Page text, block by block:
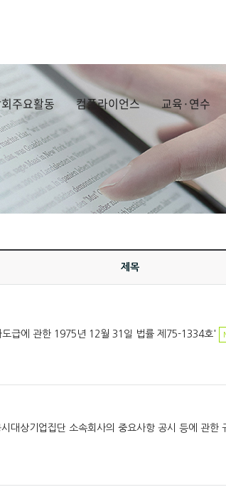
주요활동 컴플라이언스 교육·연수
제목
도급에 관한 1975년 12월 31일 법률 제75-1334호'
시대상기업집단 소속회사의 중요사항 공시 등에 관한